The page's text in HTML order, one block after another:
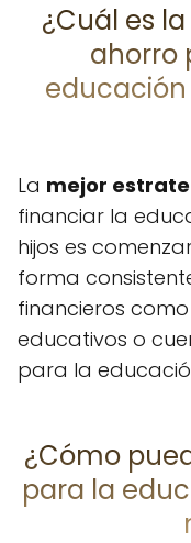
¿Cuál es
ahorro
La mejor
financiar la
hijos es
forma
financieros
educativos o
para la
¿Cómo
para la